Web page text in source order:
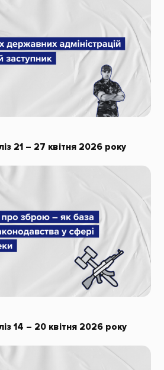
21 – 27 квітня 2026 року
14 – 20 квітня 2026 року